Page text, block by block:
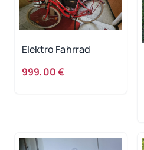
Elektro Fahrrad
999,00 €